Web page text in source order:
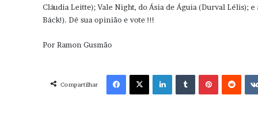
Cláudia Leitte); Vale Night, do Ásia de Águia (Durval Lélis);
Báck!). Dê sua opinião e vote !!!
Por Ramon Gusmão
Compartilhar
Facebook X Linkedin